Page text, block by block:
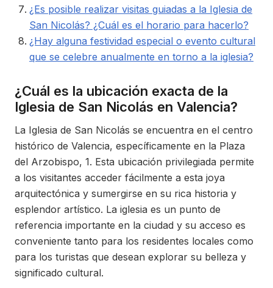
¿Es posible realizar visitas guiadas a la Iglesia de
San Nicolás? ¿Cuál es el horario para hacerlo?
¿Hay alguna festividad especial o evento cultural
que se celebre anualmente en torno a la iglesia?
¿Cuál es la ubicación exacta de la
Iglesia de San Nicolás en Valencia?
La Iglesia de San Nicolás se encuentra en el centro
histórico de Valencia, específicamente en la Plaza
del Arzobispo, 1. Esta ubicación privilegiada permite
a los visitantes acceder fácilmente a esta joya
arquitectónica y sumergirse en su rica historia y
esplendor artístico. La iglesia es un punto de
referencia importante en la ciudad y su acceso es
conveniente tanto para los residentes locales como
para los turistas que desean explorar su belleza y
significado cultural.